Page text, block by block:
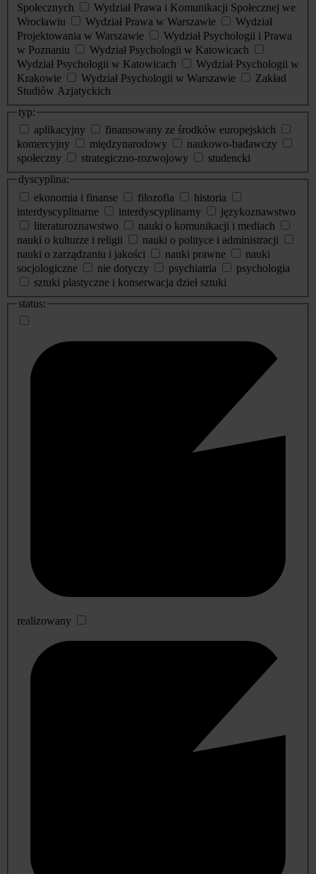
Społecznych
Wydział Prawa i Komunikacji Społecznej we
Wrocławiu
Wydział Prawa w Warszawie
Wydział
Projektowania w Warszawie
Wydział Psychologii i Prawa
w Poznaniu
Wydział Psychologii w Katowicach
Wydział Psychologii w Katowicach
Wydział Psychologii w
Krakowie
Wydział Psychologii w Warszawie
Zakład
Studiów Azjatyckich
typ:
aplikacyjny
finansowany ze środków europejskich
komercyjny
międzynarodowy
naukowo-badawczy
społeczny
strategiczno-rozwojowy
studencki
dyscyplina:
ekonomia i finanse
filozofia
historia
interdyscyplinarne
interdyscyplinarny
językoznawstwo
literaturoznawstwo
nauki o komunikacji i mediach
nauki o kulturze i religii
nauki o polityce i administracji
nauki o zarządzaniu i jakości
nauki prawne
nauki
socjologiczne
nie dotyczy psychiatria
psychologia
sztuki plastyczne i konserwacja dzieł sztuki
status:
realizowany